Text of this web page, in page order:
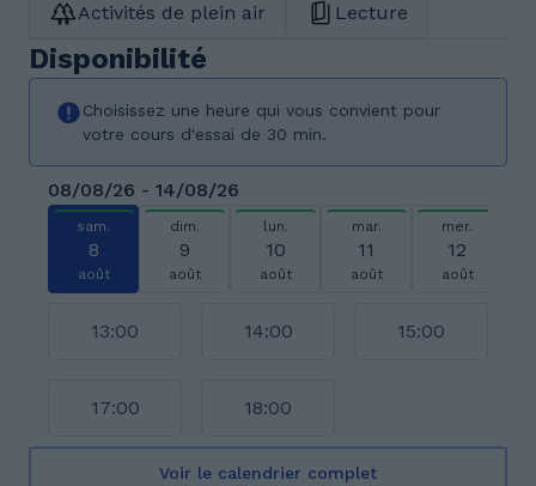
Activités de plein air Lecture
Disponibilité
Choisissez une heure qui vous convient pour
votre cours d'essai de 30 min.
08/08/26 - 14/08/26
sam.
8
août
dim.
9
août
lun.
10
août
mar.
11
août
mer.
12
août
13:00 14:00 15:00
17:00 18:00
Voir le calendrier complet